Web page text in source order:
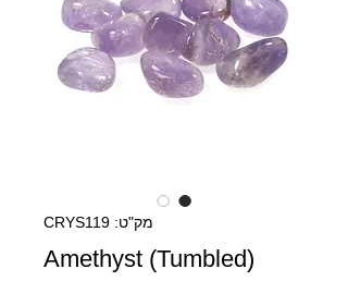
מק"ט: CRYS119
Amethyst (Tumbled)